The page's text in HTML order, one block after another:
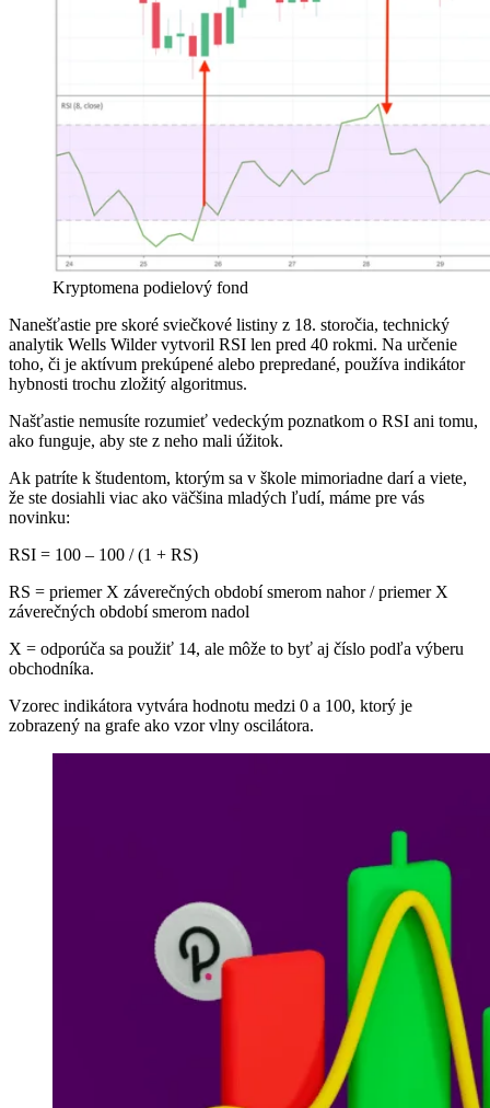
Kryptomena podielový fond
Nanešťastie pre skoré sviečkové listiny z 18. storočia, technický
analytik Wells Wilder vytvoril RSI len pred 40 rokmi. Na určenie
toho, či je aktívum prekúpené alebo prepredané, používa indikátor
hybnosti trochu zložitý algoritmus.
Našťastie nemusíte rozumieť vedeckým poznatkom o RSI ani tomu,
ako funguje, aby ste z neho mali úžitok.
Ak patríte k študentom, ktorým sa v škole mimoriadne darí a viete,
že ste dosiahli viac ako väčšina mladých ľudí, máme pre vás
novinku:
RSI = 100 – 100 / (1 + RS)
RS = priemer X záverečných období smerom nahor / priemer X
záverečných období smerom nadol
X = odporúča sa použiť 14, ale môže to byť aj číslo podľa výberu
obchodníka.
Vzorec indikátora vytvára hodnotu medzi 0 a 100, ktorý je
zobrazený na grafe ako vzor vlny oscilátora.